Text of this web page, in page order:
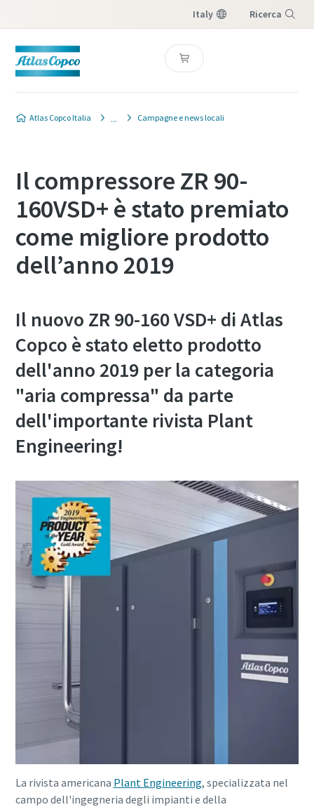
Italy Ricerca
Atlas Copco Italia Campagne e news locali
Il compressore ZR 90-
160VSD+ è stato premiato
come migliore prodotto
dell’anno 2019
Il nuovo ZR 90-160 VSD+ di Atlas
Copco è stato eletto prodotto
dell'anno 2019 per la categoria
"aria compressa" da parte
dell'importante rivista Plant
Engineering!
La rivista americana Plant Engineering, specializzata nel
campo dell'ingegneria degli impianti e della